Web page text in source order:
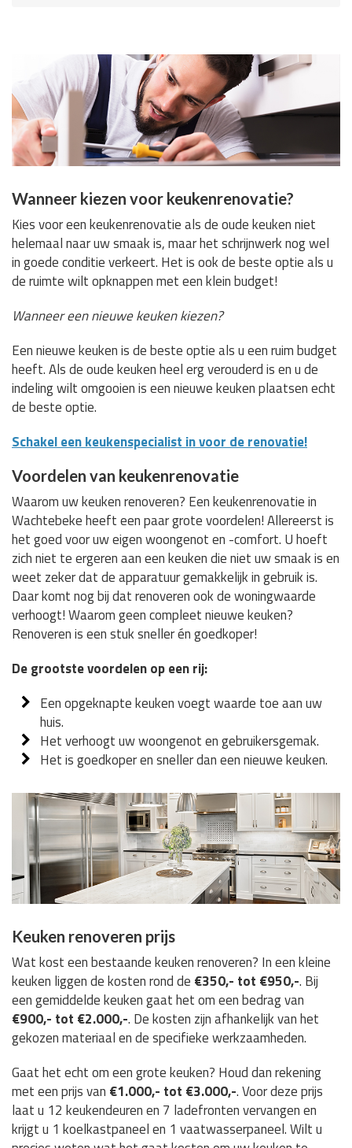
Wanneer kiezen voor keukenrenovatie?
Kies voor een keukenrenovatie als de oude keuken niet
helemaal naar uw smaak is, maar het schrijnwerk nog wel
in goede conditie verkeert. Het is ook de beste optie als u
de ruimte wilt opknappen met een klein budget!
Wanneer een nieuwe keuken kiezen?
Een nieuwe keuken is de beste optie als u een ruim budget
heeft. Als de oude keuken heel erg verouderd is en u de
indeling wilt omgooien is een nieuwe keuken plaatsen echt
de beste optie.
Schakel een keukenspecialist in voor de renovatie!
Voordelen van keukenrenovatie
Waarom uw keuken renoveren? Een keukenrenovatie in
Wachtebeke heeft een paar grote voordelen! Allereerst is
het goed voor uw eigen woongenot en -comfort. U hoeft
zich niet te ergeren aan een keuken die niet uw smaak is en
weet zeker dat de apparatuur gemakkelijk in gebruik is.
Daar komt nog bij dat renoveren ook de woningwaarde
verhoogt! Waarom geen compleet nieuwe keuken?
Renoveren is een stuk sneller én goedkoper!
De grootste voordelen op een rij:
Een opgeknapte keuken voegt waarde toe aan uw
huis.
Het verhoogt uw woongenot en gebruikersgemak.
Het is goedkoper en sneller dan een nieuwe keuken.
Keuken renoveren prijs
Wat kost een bestaande keuken renoveren? In een kleine
keuken liggen de kosten rond de €350,- tot €950,-. Bij
een gemiddelde keuken gaat het om een bedrag van
€900,- tot €2.000,-. De kosten zijn afhankelijk van het
gekozen materiaal en de specifieke werkzaamheden.
Gaat het echt om een grote keuken? Houd dan rekening
met een prijs van €1.000,- tot €3.000,-. Voor deze prijs
laat u 12 keukendeuren en 7 ladefronten vervangen en
krijgt u 1 koelkastpaneel en 1 vaatwasserpaneel. Wilt u